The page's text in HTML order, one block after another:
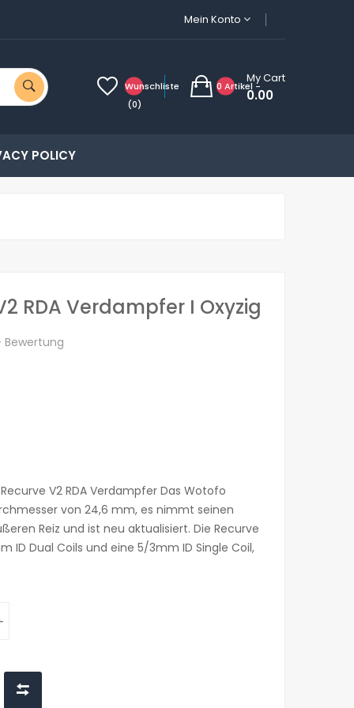
Mein Konto
Wunschliste
(0)
0 Artikel -
My Cart
0.00
POLICY
RDA Verdampfer I Oxyzig
Bewertung
V2 RDA Verdampfer Das Wotofo
von 24,6 mm, es nimmt seinen
Reiz und ist neu aktualisiert. Die Recurve
ID Dual Coils und eine 5/3mm ID Single Coil,